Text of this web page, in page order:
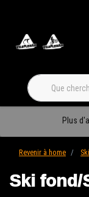
Plus
Revenir à home Ski
Ski